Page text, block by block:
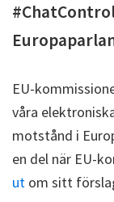
EU-
våra
motstånd i
en del när EU-
ut om sitt